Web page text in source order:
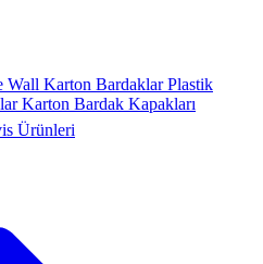
Wall Karton BardaklarPlastik
Karton Bardak Kapakları
Ürünleri